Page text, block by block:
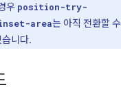
우 position-try-
area는 아직 전환할 수
니다.